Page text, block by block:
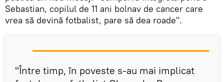
Sebastian, copilul de 11 ani bolnav de cancer care
vrea să devină fotbalist, pare să dea roade".
"Între timp, în poveste s-au mai implicat